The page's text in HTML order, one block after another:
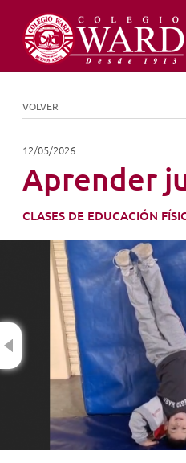
VOLVER
12/05/2026
Aprender
CLASES DE EDUCACIÓN
Previous